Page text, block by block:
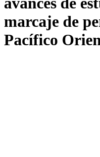
marcaje de
Pacífico